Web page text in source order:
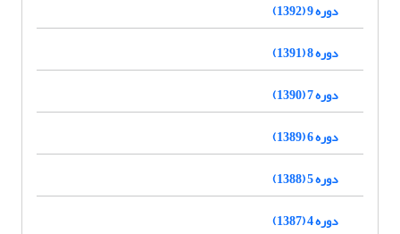
دوره 9 (1392)
دوره 8 (1391)
دوره 7 (1390)
دوره 6 (1389)
دوره 5 (1388)
دوره 4 (1387)